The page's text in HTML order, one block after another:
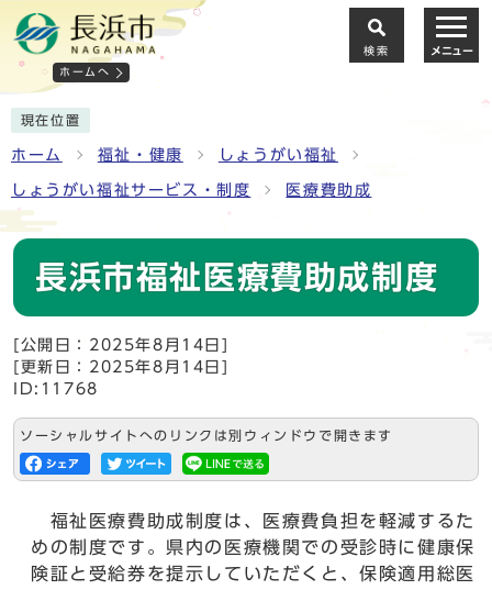
ホームへ
検索 メニュー
現在位置
ホーム 福祉・健康 しょうがい福祉
しょうがい福祉サービス・制度 医療費助成
長浜市福祉医療費助成制度
[公開日：2025年8月14日]
[更新日：2025年8月14日]
ID:11768
ソーシャルサイトへのリンクは別ウィンドウで開きます
福祉医療費助成制度は、医療費負担を軽減するた
めの制度です。県内の医療機関での受診時に健康保
険証と受給券を提示していただくと、保険適用総医